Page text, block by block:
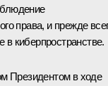
права, и прежде
киберпространстве.
Президентом в ходе